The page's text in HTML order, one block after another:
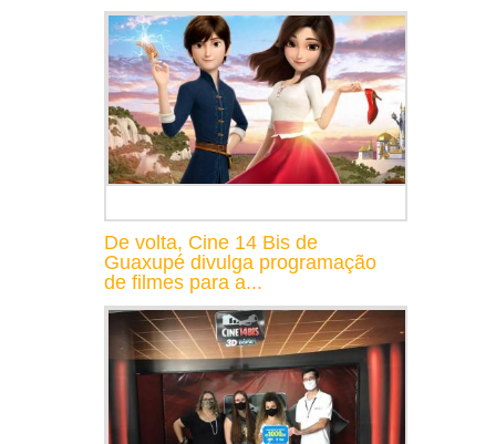
De volta, Cine 14 Bis de
Guaxupé divulga programação
de filmes para a...